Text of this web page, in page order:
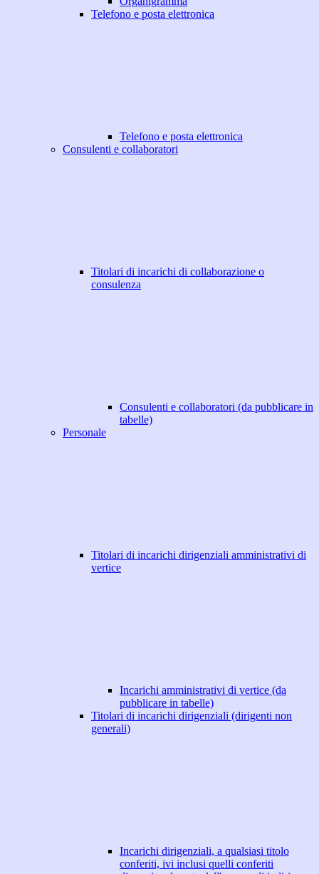
Telefono e posta elettronica
Telefono e posta elettronica
Consulenti e collaboratori
Titolari di incarichi di collaborazione o
consulenza
Consulenti e collaboratori (da pubblicare in
tabelle)
Personale
Titolari di incarichi dirigenziali amministrativi di
vertice
Incarichi amministrativi di vertice (da
pubblicare in tabelle)
Titolari di incarichi dirigenziali (dirigenti non
generali)
Incarichi dirigenziali, a qualsiasi titolo
conferiti, ivi inclusi quelli conferiti